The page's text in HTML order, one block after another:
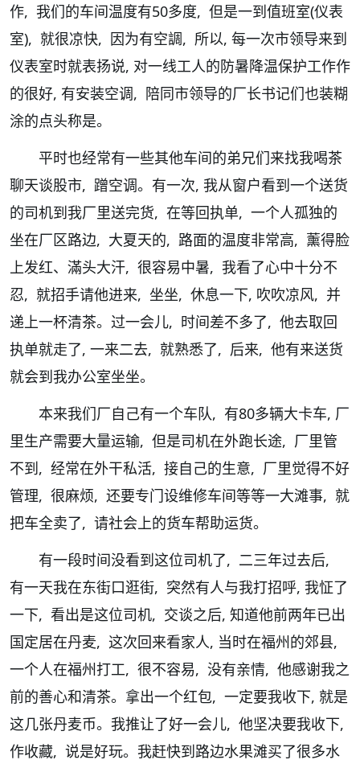
作, 我们的车间温度有50多度, 但是一到值班室(仪表
室), 就很凉快, 因为有空調, 所以, 每一次市领导来到
仪表室时就表扬说, 对一线工人的防暑降温保护工作作
的很好, 有安装空调, 陪同市领导的厂长书记们也装糊
涂的点头称是。
平时也经常有一些其他车间的弟兄们来找我喝茶
聊天谈股市, 蹭空调。有一次, 我从窗户看到一个送货
的司机到我厂里送完货, 在等回执单, 一个人孤独的
坐在厂区路边, 大夏天的, 路面的温度非常高, 薰得脸
上发红、滿头大汗, 很容易中暑, 我看了心中十分不
忍, 就招手请他进来, 坐坐, 休息一下, 吹吹凉风, 并
递上一杯清茶。过一会儿, 时间差不多了, 他去取回
执单就走了, 一来二去, 就熟悉了, 后来, 他有来送货
就会到我办公室坐坐。
本来我们厂自己有一个车队, 有80多辆大卡车, 厂
里生产需要大量运输, 但是司机在外跑长途, 厂里管
不到, 经常在外干私活, 接自己的生意, 厂里觉得不好
管理, 很麻烦, 还要专门设维修车间等等一大滩事, 就
把车全卖了, 请社会上的货车帮助运货。
有一段时间没看到这位司机了, 二三年过去后,
有一天我在东街口逛街, 突然有人与我打招呼, 我怔了
一下, 看出是这位司机, 交谈之后, 知道他前两年已出
国定居在丹麦, 这次回来看家人, 当时在福州的郊县,
一个人在福州打工, 很不容易, 没有亲情, 他感谢我之
前的善心和清茶。拿出一个红包, 一定要我收下, 就是
这几张丹麦币。我推让了好一会儿, 他坚决要我收下,
作收藏, 说是好玩。我赶快到路边水果滩买了很多水